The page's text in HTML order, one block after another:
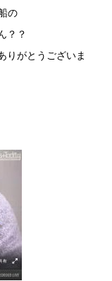
の
？？
りがとうございま